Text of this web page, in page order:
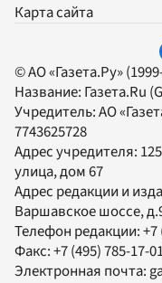
Карта сайта
© АО «Газета.Ру»
Название: Газета.Ru
Учредитель:АО
7743625728
Адрес учредителя:
улица, дом 67
Адрес редакции и
Варшавское шоссе,
Телефон редакции:+7
Факс:+7 (495) 785-17-
Электронная почта: